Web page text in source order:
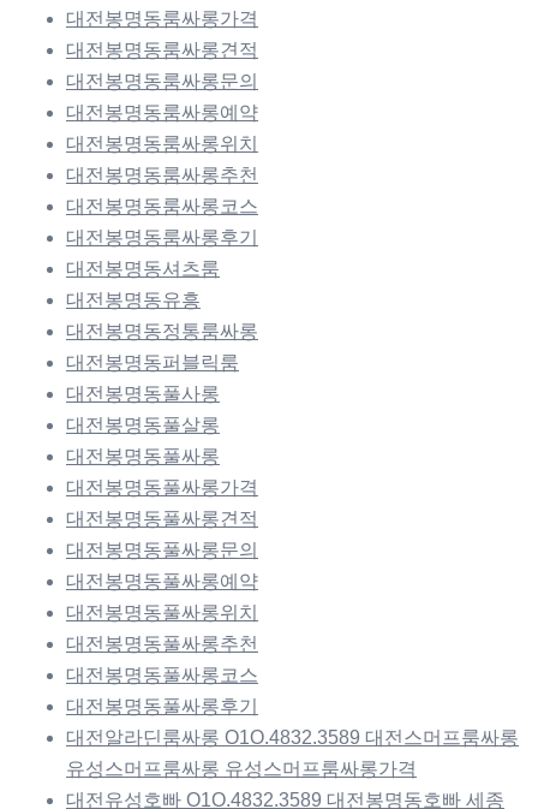
대전봉명동룸싸롱가격
대전봉명동룸싸롱견적
대전봉명동룸싸롱문의
대전봉명동룸싸롱예약
대전봉명동룸싸롱위치
대전봉명동룸싸롱추천
대전봉명동룸싸롱코스
대전봉명동룸싸롱후기
대전봉명동셔츠룸
대전봉명동유흥
대전봉명동정통룸싸롱
대전봉명동퍼블릭룸
대전봉명동풀사롱
대전봉명동풀살롱
대전봉명동풀싸롱
대전봉명동풀싸롱가격
대전봉명동풀싸롱견적
대전봉명동풀싸롱문의
대전봉명동풀싸롱예약
대전봉명동풀싸롱위치
대전봉명동풀싸롱추천
대전봉명동풀싸롱코스
대전봉명동풀싸롱후기
대전알라딘룸싸롱 O1O.4832.3589 대전스머프룸싸롱
유성스머프룸싸롱 유성스머프룸싸롱가격
대전유성호빠 O1O.4832.3589 대전봉명동호빠 세종